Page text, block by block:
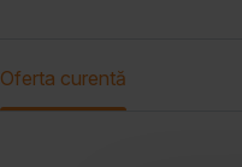
Oferta curentă